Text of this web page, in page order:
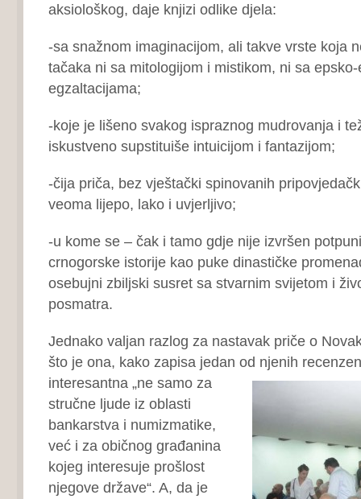
aksiološkog, daje knjizi odlike djela:
-sa snažnom imaginacijom, ali takve vrste koja
tačaka ni sa mitologijom i mistikom, ni sa
egzaltacijama;
-koje je lišeno svakog ispraznog mudrovanja i
iskustveno supstituiše intuicijom i fantazijom;
-čija priča, bez vještački spinovanih
veoma lijepo, lako i uvjerljivo;
-u kome se – čak i tamo gdje nije izvršen
crnogorske istorije kao puke dinastičke
osebujni zbiljski susret sa stvarnim svijetom i
posmatra.
Jednako valjan razlog za nastavak priče o
što je ona, kako zapisa jedan od njenih
interesantna „ne samo za
stručne ljude iz oblasti
bankarstva i numizmatike,
već i za običnog građanina
kojeg interesuje prošlost
njegove države“. A, da je